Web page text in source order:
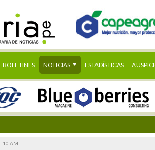
BOLETINES NOTICIAS ESTADÍSTICAS
AM